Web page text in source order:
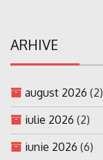
ARHIVE
august 2026 (2)
iulie 2026 (2)
iunie 2026 (6)